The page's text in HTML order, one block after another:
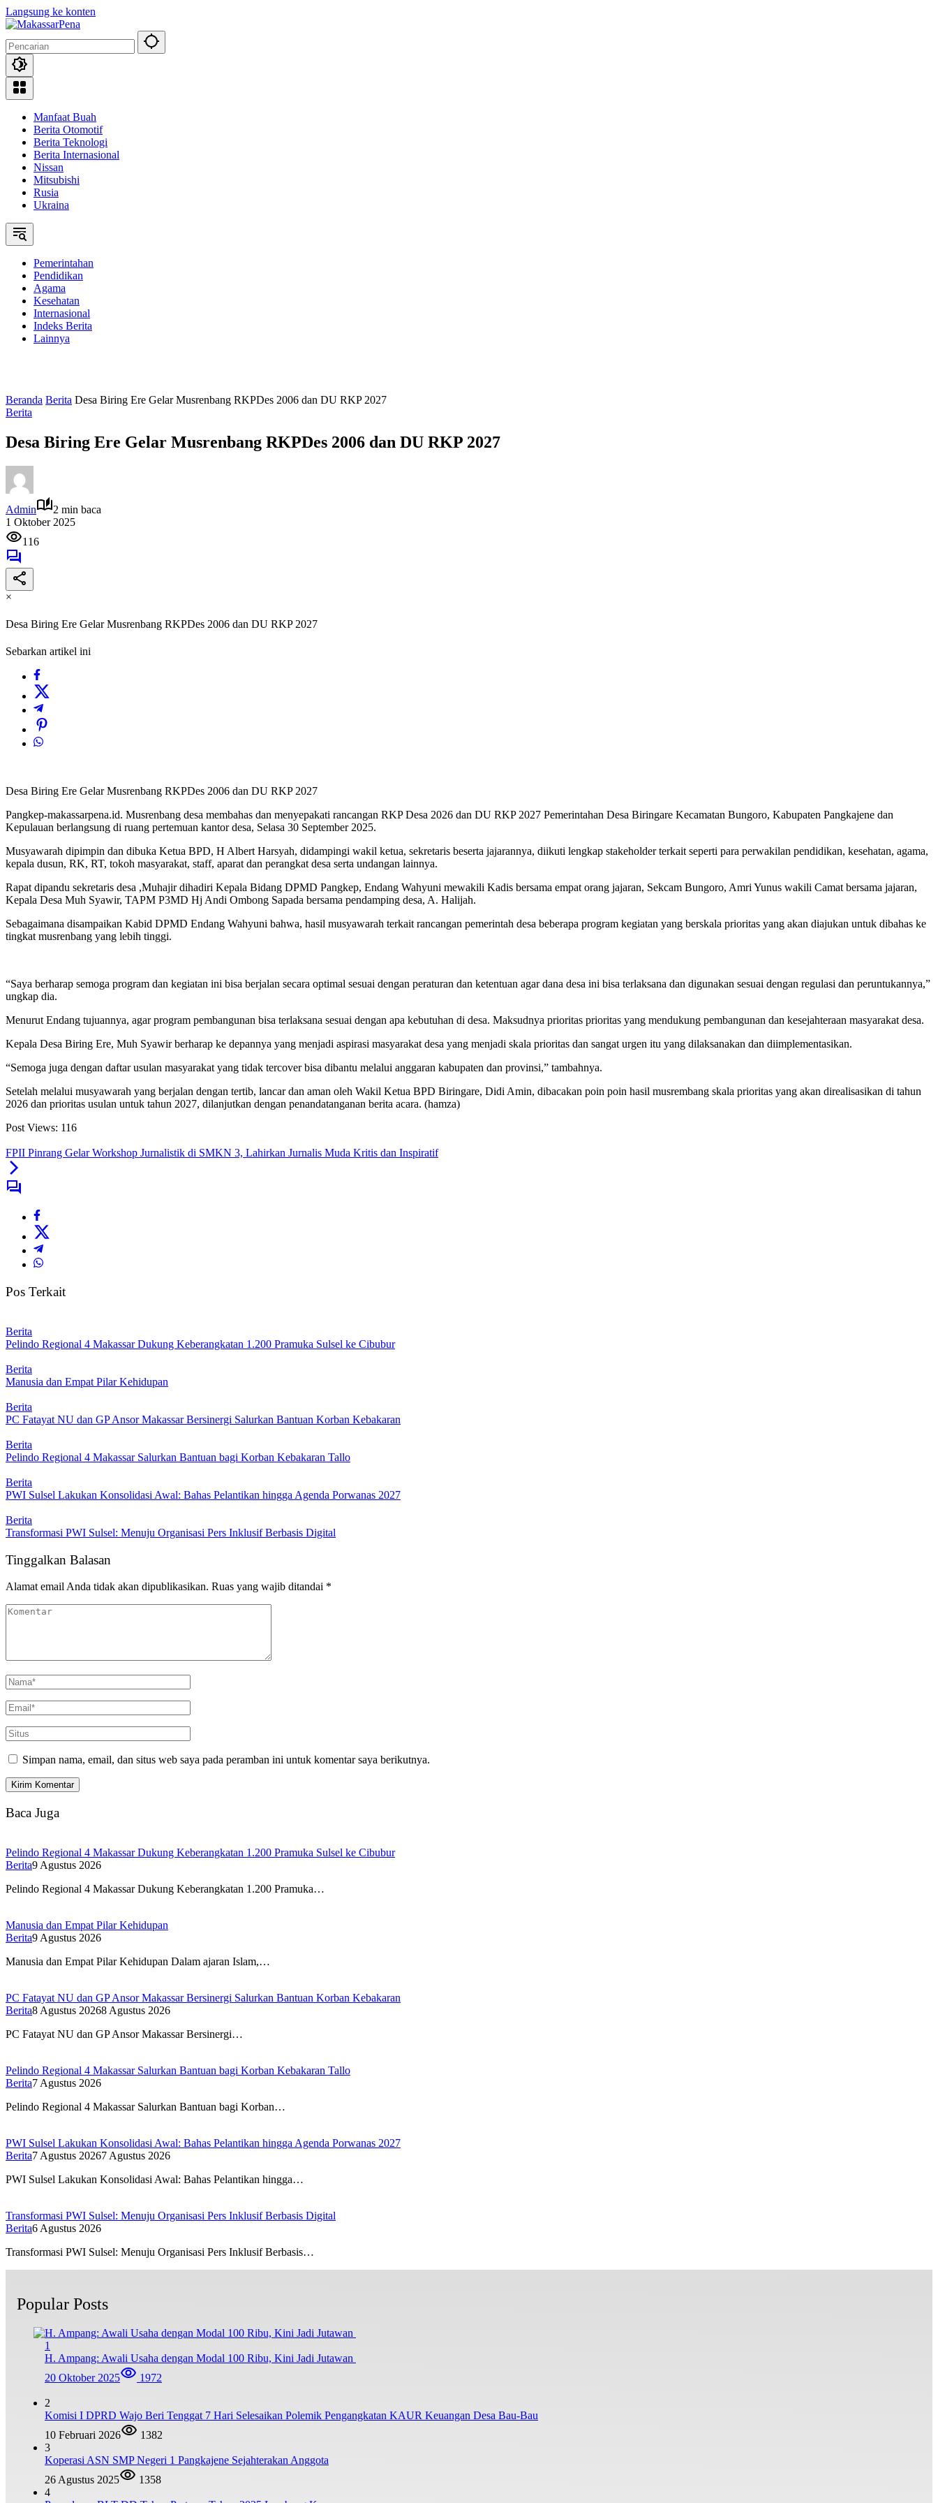
Langsung ke konten
Manfaat Buah
Berita Otomotif
Berita Teknologi
Berita Internasional
Nissan
Mitsubishi
Rusia
Ukraina
Pemerintahan
Pendidikan
Agama
Kesehatan
Internasional
Indeks Berita
Lainnya
Beranda Berita Desa Biring Ere Gelar Musrenbang RKPDes 2006 dan DU RKP 2027
Berita
Desa Biring Ere Gelar Musrenbang RKPDes 2006 dan DU RKP 2027
Admin
2 min baca
1 Oktober 2025
116
×
Desa Biring Ere Gelar Musrenbang RKPDes 2006 dan DU RKP 2027
Sebarkan artikel ini
Desa Biring Ere Gelar Musrenbang RKPDes 2006 dan DU RKP 2027
Pangkep-makassarpena.id. Musrenbang desa membahas dan menyepakati rancangan RKP Desa 2026 dan DU RKP 2027 Pemerintahan Desa Biringare Kecamatan Bungoro, Kabupaten Pangkajene dan
Kepulauan berlangsung di ruang pertemuan kantor desa, Selasa 30 September 2025.
Musyawarah dipimpin dan dibuka Ketua BPD, H Albert Harsyah, didampingi wakil ketua, sekretaris beserta jajarannya, diikuti lengkap stakeholder terkait seperti para perwakilan pendidikan, kesehatan, agama,
kepala dusun, RK, RT, tokoh masyarakat, staff, aparat dan perangkat desa serta undangan lainnya.
Rapat dipandu sekretaris desa ,Muhajir dihadiri Kepala Bidang DPMD Pangkep, Endang Wahyuni mewakili Kadis bersama empat orang jajaran, Sekcam Bungoro, Amri Yunus wakili Camat bersama jajaran,
Kepala Desa Muh Syawir, TAPM P3MD Hj Andi Ombong Sapada bersama pendamping desa, A. Halijah.
Sebagaimana disampaikan Kabid DPMD Endang Wahyuni bahwa, hasil musyawarah terkait rancangan pemerintah desa beberapa program kegiatan yang berskala prioritas yang akan diajukan untuk dibahas ke
tingkat musrenbang yang lebih tinggi.
“Saya berharap semoga program dan kegiatan ini bisa berjalan secara optimal sesuai dengan peraturan dan ketentuan agar dana desa ini bisa terlaksana dan digunakan sesuai dengan regulasi dan peruntukannya,”
ungkap dia.
Menurut Endang tujuannya, agar program pembangunan bisa terlaksana sesuai dengan apa kebutuhan di desa. Maksudnya prioritas prioritas yang mendukung pembangunan dan kesejahteraan masyarakat desa.
Kepala Desa Biring Ere, Muh Syawir berharap ke depannya yang menjadi aspirasi masyarakat desa yang menjadi skala prioritas dan sangat urgen itu yang dilaksanakan dan diimplementasikan.
“Semoga juga dengan daftar usulan masyarakat yang tidak tercover bisa dibantu melalui anggaran kabupaten dan provinsi,” tambahnya.
Setelah melalui musyawarah yang berjalan dengan tertib, lancar dan aman oleh Wakil Ketua BPD Biringare, Didi Amin, dibacakan poin poin hasil musrembang skala prioritas yang akan direalisasikan di tahun
2026 dan prioritas usulan untuk tahun 2027, dilanjutkan dengan penandatanganan berita acara. (hamza)
Post Views: 116
FPII Pinrang Gelar Workshop Jurnalistik di SMKN 3, Lahirkan Jurnalis Muda Kritis dan Inspiratif
Pos Terkait
Berita
Pelindo Regional 4 Makassar Dukung Keberangkatan 1.200 Pramuka Sulsel ke Cibubur
Berita
Manusia dan Empat Pilar Kehidupan
Berita
PC Fatayat NU dan GP Ansor Makassar Bersinergi Salurkan Bantuan Korban Kebakaran
Berita
Pelindo Regional 4 Makassar Salurkan Bantuan bagi Korban Kebakaran Tallo
Berita
PWI Sulsel Lakukan Konsolidasi Awal: Bahas Pelantikan hingga Agenda Porwanas 2027
Berita
Transformasi PWI Sulsel: Menuju Organisasi Pers Inklusif Berbasis Digital
Tinggalkan Balasan
Alamat email Anda tidak akan dipublikasikan. Ruas yang wajib ditandai *
Simpan nama, email, dan situs web saya pada peramban ini untuk komentar saya berikutnya.
Baca Juga
Pelindo Regional 4 Makassar Dukung Keberangkatan 1.200 Pramuka Sulsel ke Cibubur
Berita9 Agustus 2026
Pelindo Regional 4 Makassar Dukung Keberangkatan 1.200 Pramuka…
Manusia dan Empat Pilar Kehidupan
Berita9 Agustus 2026
Manusia dan Empat Pilar Kehidupan Dalam ajaran Islam,…
PC Fatayat NU dan GP Ansor Makassar Bersinergi Salurkan Bantuan Korban Kebakaran
Berita8 Agustus 20268 Agustus 2026
PC Fatayat NU dan GP Ansor Makassar Bersinergi…
Pelindo Regional 4 Makassar Salurkan Bantuan bagi Korban Kebakaran Tallo
Berita7 Agustus 2026
Pelindo Regional 4 Makassar Salurkan Bantuan bagi Korban…
PWI Sulsel Lakukan Konsolidasi Awal: Bahas Pelantikan hingga Agenda Porwanas 2027
Berita7 Agustus 20267 Agustus 2026
PWI Sulsel Lakukan Konsolidasi Awal: Bahas Pelantikan hingga…
Transformasi PWI Sulsel: Menuju Organisasi Pers Inklusif Berbasis Digital
Berita6 Agustus 2026
Transformasi PWI Sulsel: Menuju Organisasi Pers Inklusif Berbasis…
Popular Posts
1
H. Ampang: Awali Usaha dengan Modal 100 Ribu, Kini Jadi Jutawan
20 Oktober 2025
1972
2
Komisi I DPRD Wajo Beri Tenggat 7 Hari Selesaikan Polemik Pengangkatan KAUR Keuangan Desa Bau-Bau
10 Februari 2026
1382
3
Koperasi ASN SMP Negeri 1 Pangkajene Sejahterakan Anggota
26 Agustus 2025
1358
4